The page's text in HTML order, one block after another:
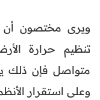
ويرى مختصون أن
تنظيم حرارة
متواصل فإن ذلك
وعلى استقرار